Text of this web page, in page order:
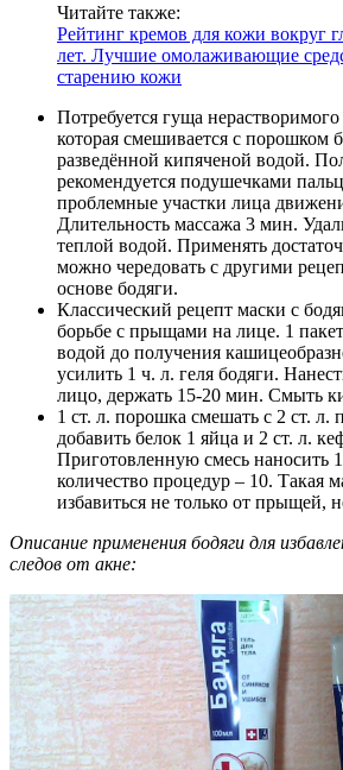
Читайте также:
Рейтинг кремов для кожи вокруг
лет. Лучшие омолаживающие
старению кожи
Потребуется гуща
которая смешивается с порошком
разведённой кипяченой водой.
рекомендуется подушечками
проблемные участки лица
Длительность массажа 3 мин.
теплой водой. Применять
можно чередовать с другими
основе бодяги.
Классический рецепт маски с
борьбе с прыщами на лице. 1
водой до получения
усилить 1 ч. л. геля бодяги.
лицо, держать 15-20 мин. Смыть
1 ст. л. порошка смешать с 2 ст.
добавить белок 1 яйца и 2 ст. л.
Приготовленную смесь наносить
количество процедур – 10. Такая
избавиться не только от прыщей,
Описание применения бодяги для
следов от акне: